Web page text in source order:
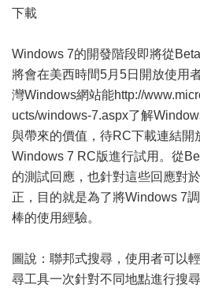
下載
Windows 7的開發階段即將從
將會在美西時間5月5日開放使用
灣Windows網站能http://
ucts/windows-7.aspx了解
與帶來的價值，待RC下載連結開
Windows 7 RC版進行試用。從
的測試回應，也針對這些回應對
正，目的就是為了將Windows 7
棒的使用經驗。
圖說：聯邦式搜尋，使用者可以
尋工具一次針對不同地點進行搜尋